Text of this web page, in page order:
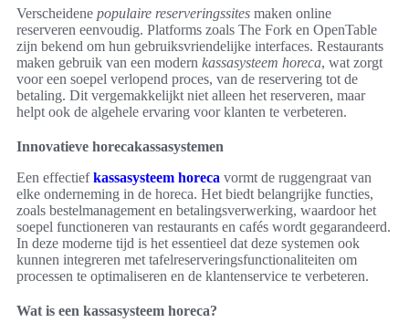
Verscheidene populaire reserveringssites maken online
reserveren eenvoudig. Platforms zoals The Fork en OpenTable
zijn bekend om hun gebruiksvriendelijke interfaces. Restaurants
maken gebruik van een modern kassasysteem horeca, wat zorgt
voor een soepel verlopend proces, van de reservering tot de
betaling. Dit vergemakkelijkt niet alleen het reserveren, maar
helpt ook de algehele ervaring voor klanten te verbeteren.
Innovatieve horecakassasystemen
Een effectiefkassasysteem horeca vormt de ruggengraat van
elke onderneming in de horeca. Het biedt belangrijke functies,
zoals bestelmanagement en betalingsverwerking, waardoor het
soepel functioneren van restaurants en cafés wordt gegarandeerd.
In deze moderne tijd is het essentieel dat deze systemen ook
kunnen integreren met tafelreserveringsfunctionaliteiten om
processen te optimaliseren en de klantenservice te verbeteren.
Wat is een kassasysteem horeca?